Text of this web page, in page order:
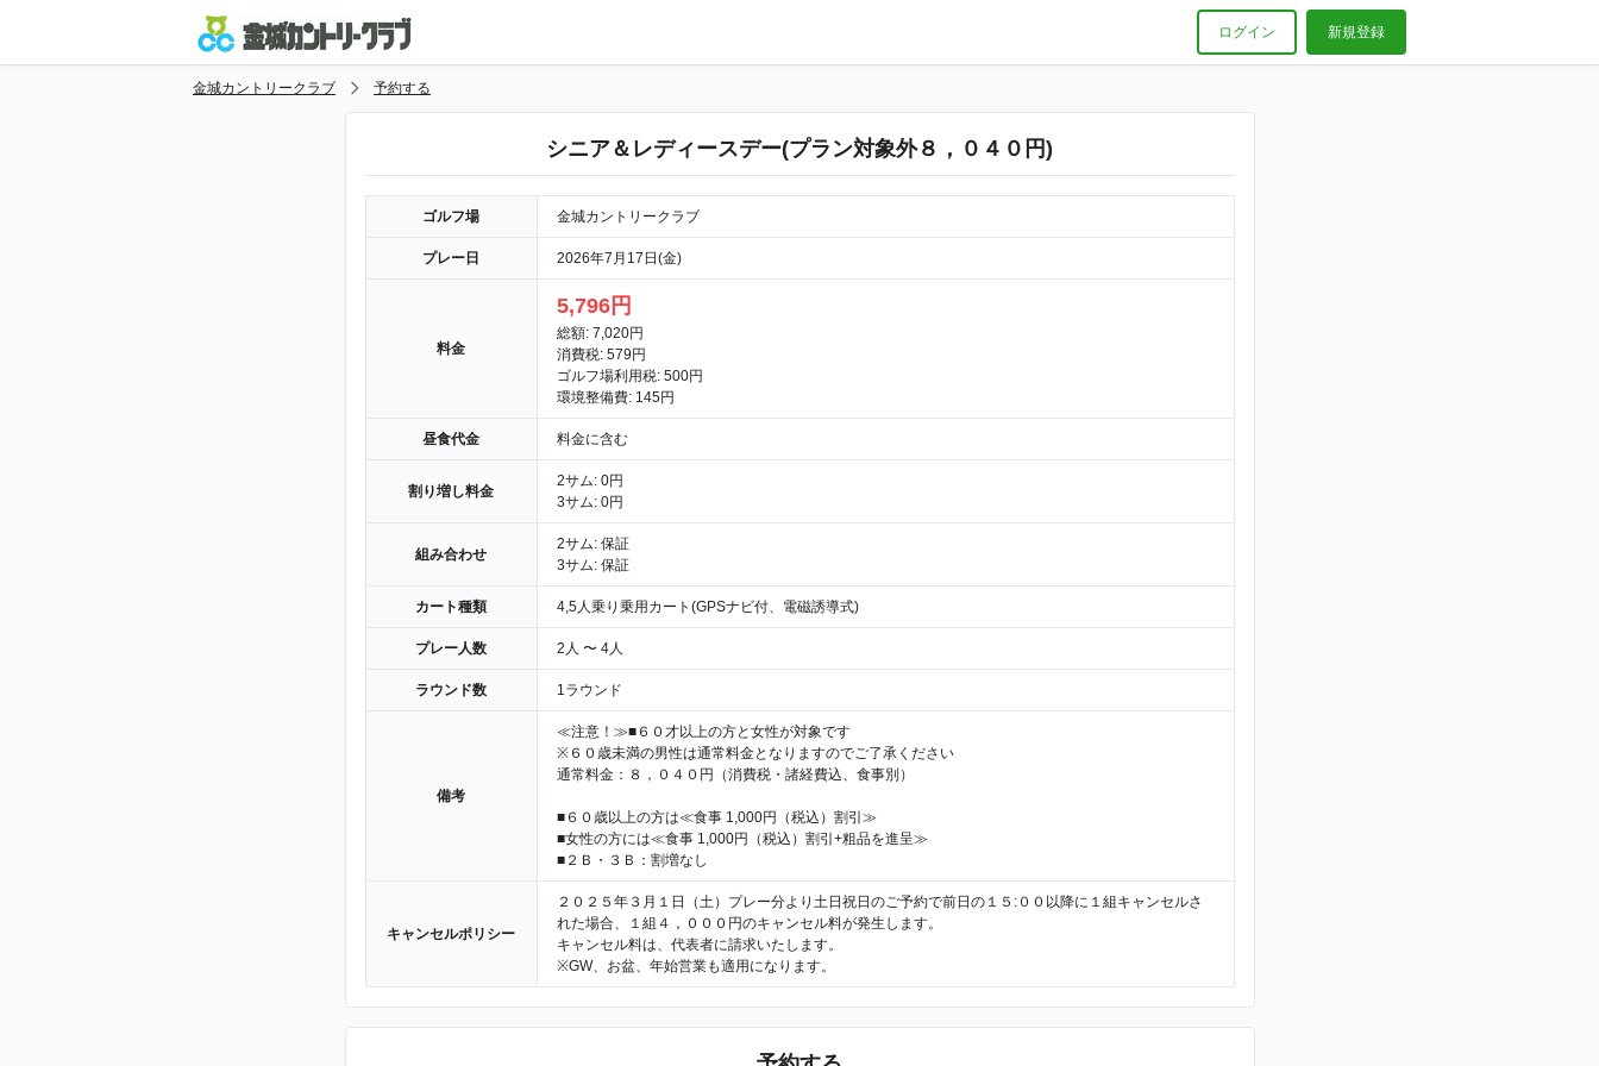
ログイン 新規登録
金城カントリークラブ 予約する
シニア＆レディースデー(プラン対象外８，０４０円)
ゴルフ場 金城カントリークラブ
プレー日 2026年7月17日(金)
料金
5,796円
総額: 7,020円
消費税: 579円
ゴルフ場利用税: 500円
環境整備費: 145円
昼食代金 料金に含む
割り増し料金
2サム: 0円
3サム: 0円
組み合わせ
2サム: 保証
3サム: 保証
カート種類 4,5人乗り乗用カート(GPSナビ付、電磁誘導式)
プレー人数 2人 〜 4人
ラウンド数 1ラウンド
備考
≪注意！≫■６０才以上の方と女性が対象です
※６０歳未満の男性は通常料金となりますのでご了承ください
通常料金：８，０４０円（消費税・諸経費込、食事別）
■６０歳以上の方は≪食事 1,000円（税込）割引≫
■女性の方には≪食事 1,000円（税込）割引+粗品を進呈≫
■２Ｂ・３Ｂ：割増なし
キャンセルポリシー
２０２５年３月１日（土）プレー分より土日祝日のご予約で前日の１５:００以降に１組キャンセルさ
れた場合、１組４，０００円のキャンセル料が発生します。
キャンセル料は、代表者に請求いたします。
※GW、お盆、年始営業も適用になります。